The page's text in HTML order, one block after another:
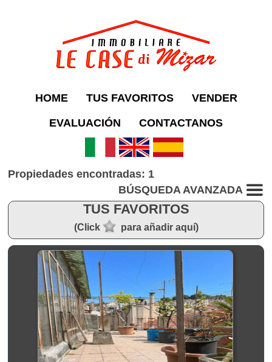
HOME TUS FAVORITOS VENDER
EVALUACIÓN CONTACTANOS
Propiedades encontradas: 1
BÚSQUEDA AVANZADA
TUS FAVORITOS
(Click para añadir aquí)